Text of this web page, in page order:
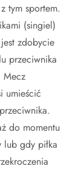
tym sportem.
(singiel)
zdobycie
przeciwnika
Mecz
umieścić
do momentu
gdy piłka